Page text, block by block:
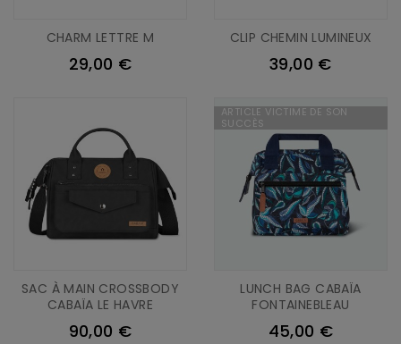
CHARM LETTRE M
29,00 €
CLIP CHEMIN LUMINEUX
39,00 €
SAC À MAIN CROSSBODY
CABAÏA LE HAVRE
90,00 €
LUNCH BAG CABAÏA
FONTAINEBLEAU
45,00 €
ARTICLE VICTIME DE SON
SUCCÈS